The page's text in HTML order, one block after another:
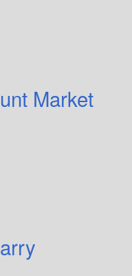
Market